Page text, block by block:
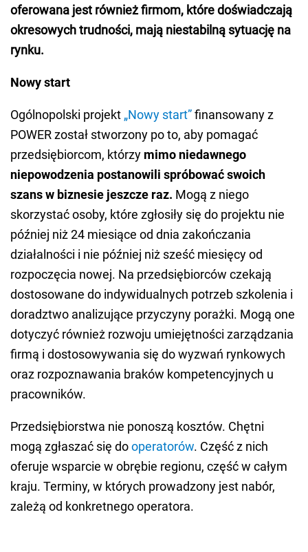
oferowana jest również firmom, które doświadczają
okresowych trudności, mają niestabilną sytuację na
rynku.
Nowy start
Ogólnopolski projekt „Nowy start”finansowany z
POWER został stworzony po to, aby pomagać
przedsiębiorcom, którzy mimo niedawnego
niepowodzenia postanowili spróbować swoich
szans w biznesie jeszcze raz. Mogą z niego
skorzystać osoby, które zgłosiły się do projektu nie
później niż 24 miesiące od dnia zakończania
działalności i nie później niż sześć miesięcy od
rozpoczęcia nowej. Na przedsiębiorców czekają
dostosowane do indywidualnych potrzeb szkolenia i
doradztwo analizujące przyczyny porażki. Mogą one
dotyczyć również rozwoju umiejętności zarządzania
firmą i dostosowywania się do wyzwań rynkowych
oraz rozpoznawania braków kompetencyjnych u
pracowników.
Przedsiębiorstwa nie ponoszą kosztów. Chętni
mogą zgłaszać się dooperatorów. Część z nich
oferuje wsparcie w obrębie regionu, część w całym
kraju. Terminy, w których prowadzony jest nabór,
zależą od konkretnego operatora.